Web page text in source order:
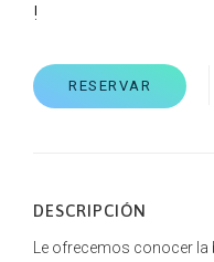
!
RESERVAR
DESCRIPCIÓN
Le ofrecemos conocer